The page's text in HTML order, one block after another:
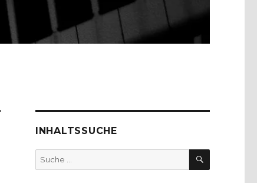
INHALTSSUCHE
Suche
nach:
SUCHEN